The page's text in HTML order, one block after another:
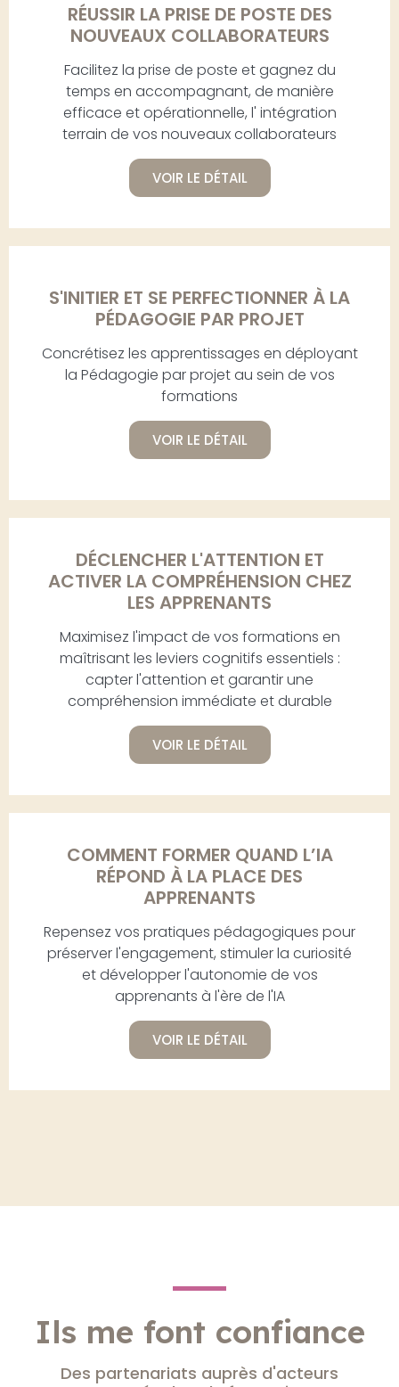
RÉUSSIR LA PRISE DE POSTE DES
NOUVEAUX COLLABORATEURS
Facilitez la prise de poste et gagnez du
temps en accompagnant, de manière
efficace et opérationnelle, l' intégration
terrain de vos nouveaux collaborateurs
VOIR LE DÉTAIL
S'INITIER ET SE PERFECTIONNER À LA
PÉDAGOGIE PAR PROJET
Concrétisez les apprentissages en déployant
la Pédagogie par projet au sein de vos
formations
VOIR LE DÉTAIL
DÉCLENCHER L'ATTENTION ET
ACTIVER LA COMPRÉHENSION CHEZ
LES APPRENANTS
Maximisez l'impact de vos formations en
maîtrisant les leviers cognitifs essentiels :
capter l'attention et garantir une
compréhension immédiate et durable
VOIR LE DÉTAIL
COMMENT FORMER QUAND L’IA
RÉPOND À LA PLACE DES
APPRENANTS
Repensez vos pratiques pédagogiques pour
préserver l'engagement, stimuler la curiosité
et développer l'autonomie de vos
apprenants à l'ère de l'IA
VOIR LE DÉTAIL
Ils me font confiance
Des partenariats auprès d'acteurs